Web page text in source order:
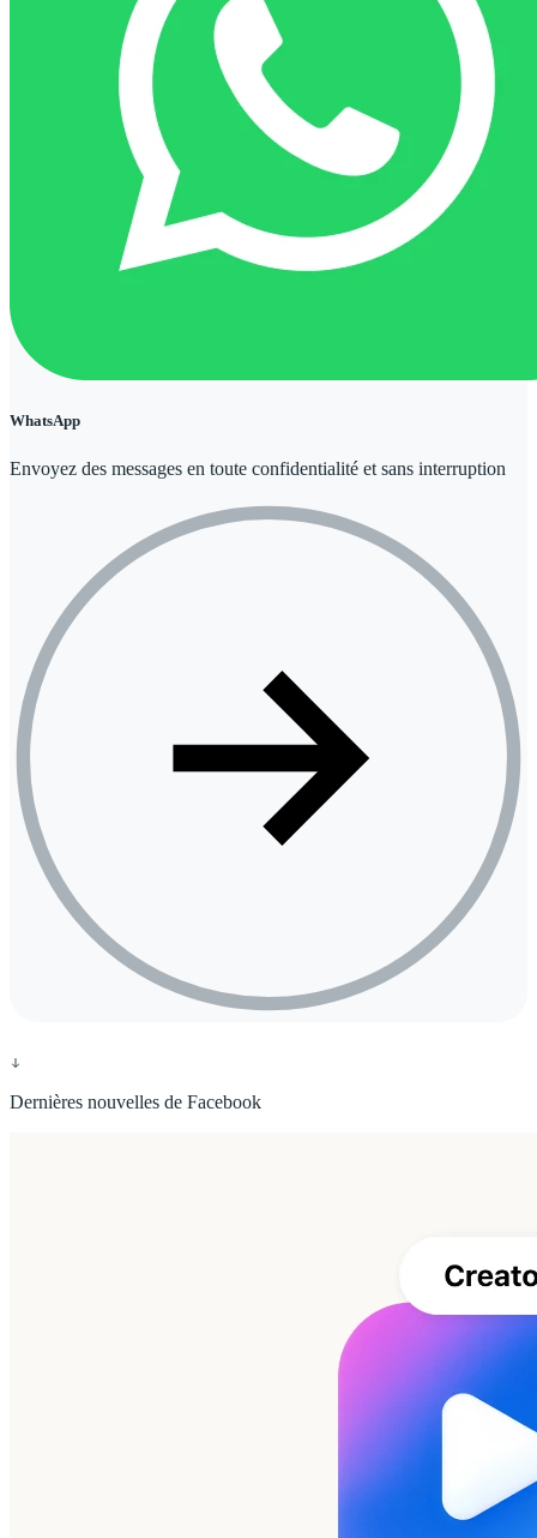
WhatsApp
Envoyez des messages en toute confidentialité et sans interruption
Dernières nouvelles de Facebook